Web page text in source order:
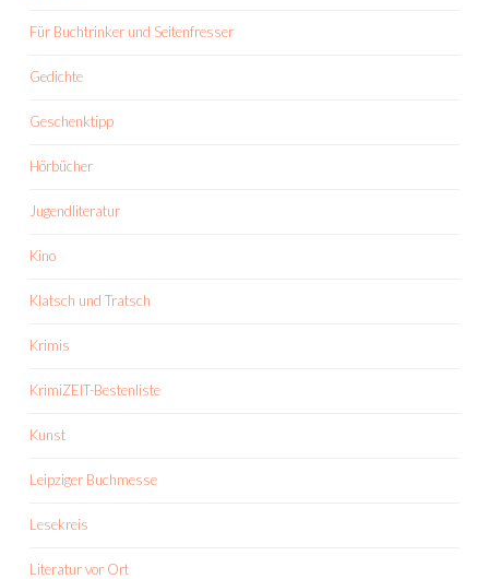
Für Buchtrinker und Seitenfresser
Gedichte
Geschenktipp
Hörbücher
Jugendliteratur
Kino
Klatsch und Tratsch
Krimis
KrimiZEIT-Bestenliste
Kunst
Leipziger Buchmesse
Lesekreis
Literatur vor Ort